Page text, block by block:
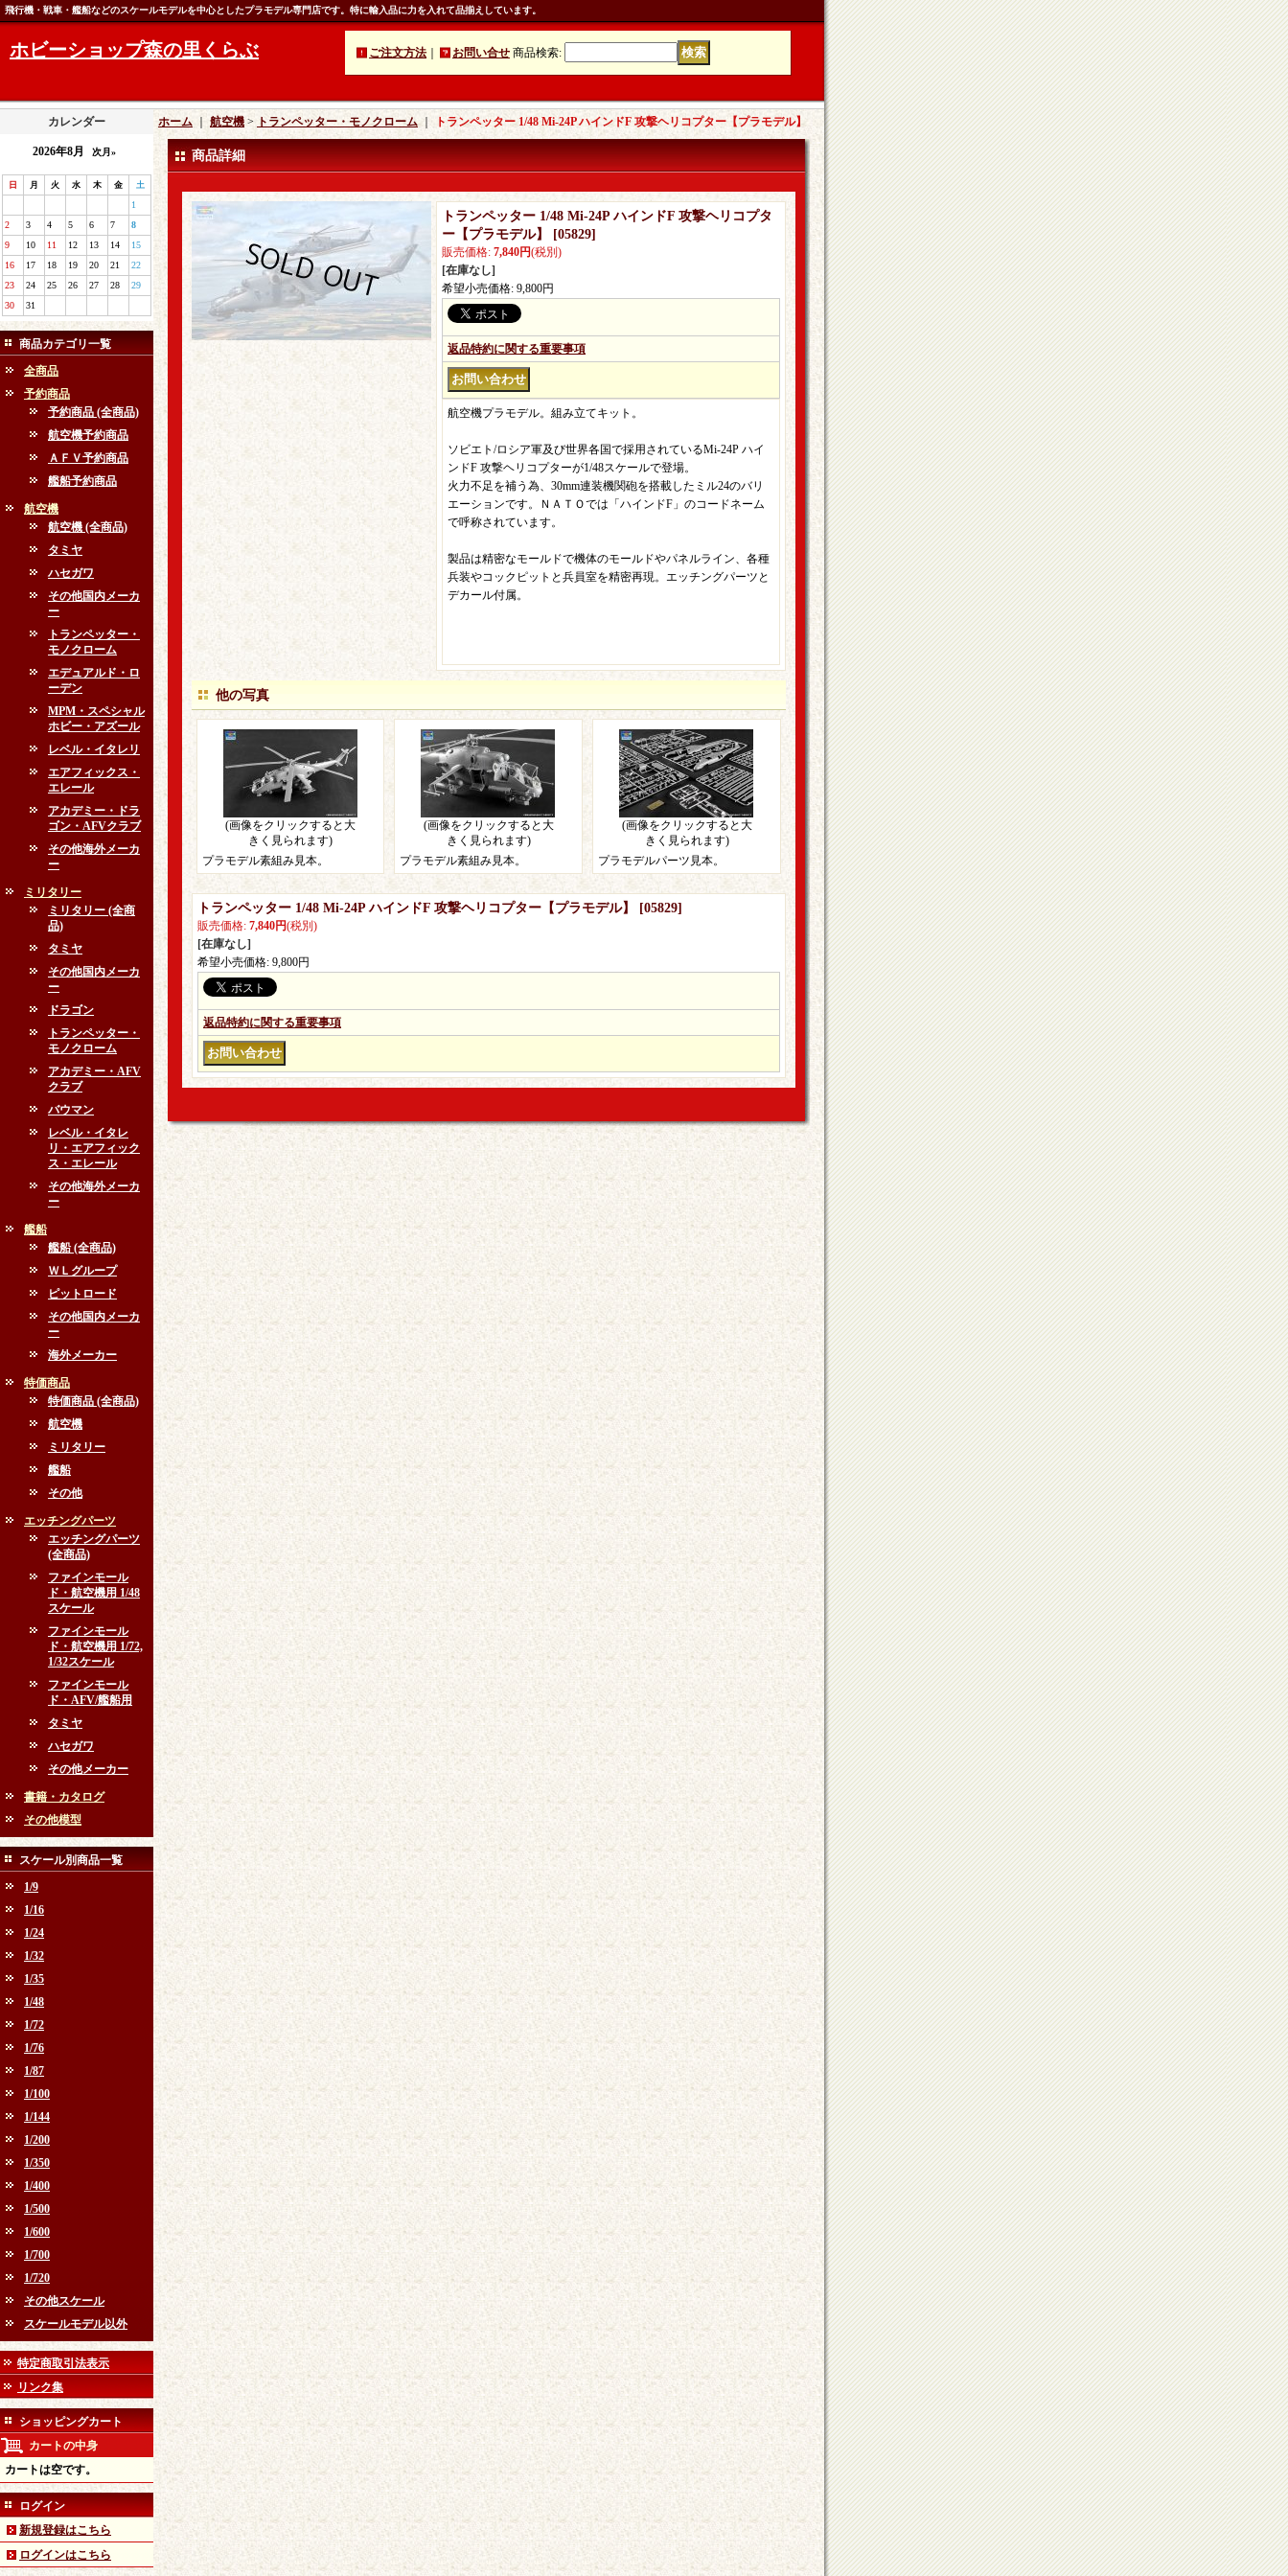
飛行機・戦車・艦船などのスケールモデルを中心としたプラモデル専門店です。特に輸入品に力を入れて品揃えしています。
ホビーショップ森の里くらぶ ご注文方法 お問い合せ 商品検索:
カレンダー
2026年8月 次月»
日 月 火 水 木 金 土
1
2
3 4 5 6 7
8
9
10 11 12 13 14
15
16
17 18 19 20 21
22
23
24 25 26 27 28
29
30
31
商品カテゴリ一覧
全商品
予約商品
予約商品 (全商品)
航空機予約商品
ＡＦＶ予約商品
艦船予約商品
航空機
航空機 (全商品)
タミヤ
ハセガワ
その他国内メーカ
ー
トランペッター・
モノクローム
エデュアルド・ロ
ーデン
MPM・スペシャル
ホビー・アズール
レベル・イタレリ
エアフィックス・
エレール
アカデミー・ドラ
ゴン・AFVクラブ
その他海外メーカ
ー
ミリタリー
ミリタリー (全商
品)
タミヤ
その他国内メーカ
ー
ドラゴン
トランペッター・
モノクローム
アカデミー・AFV
クラブ
バウマン
レベル・イタレ
リ・エアフィック
ス・エレール
その他海外メーカ
ー
艦船
艦船 (全商品)
ＷＬグループ
ピットロード
その他国内メーカ
ー
海外メーカー
特価商品
特価商品 (全商品)
航空機
ミリタリー
艦船
その他
エッチングパーツ
エッチングパーツ
(全商品)
ファインモール
ド・航空機用 1/48
スケール
ファインモール
ド・航空機用 1/72,
1/32スケール
ファインモール
ド・AFV/艦船用
タミヤ
ハセガワ
その他メーカー
書籍・カタログ
その他模型
スケール別商品一覧
1/9
1/16
1/24
1/32
1/35
1/48
1/72
1/76
1/87
1/100
1/144
1/200
1/350
1/400
1/500
1/600
1/700
1/720
その他スケール
スケールモデル以外
特定商取引法表示
リンク集
ショッピングカート
カートの中身
カートは空です。
ログイン
新規登録はこちら
ログインはこちら
ホーム 航空機 > トランペッター・モノクローム｜ トランペッター 1/48 Mi-24P ハインドF 攻撃ヘリコプター【プラモデル】
商品詳細
トランペッター 1/48 Mi-24P ハインドF 攻撃ヘリコプタ
ー【プラモデル】
[05829]
販売価格: 7,840円(税別)
[在庫なし]
希望小売価格: 9,800円
返品特約に関する重要事項
航空機プラモデル。組み立てキット。
ソビエト/ロシア軍及び世界各国で採用されているMi-24P ハイ
ンドF 攻撃ヘリコプターが1/48スケールで登場。
火力不足を補う為、30mm連装機関砲を搭載したミル24のバリ
エーションです。ＮＡＴＯでは「ハインドF」のコードネーム
で呼称されています。
製品は精密なモールドで機体のモールドやパネルライン、各種
兵装やコックピットと兵員室を精密再現。エッチングパーツと
デカール付属。
他の写真
(画像をクリックすると大
きく見られます)
プラモデル素組み見本。
(画像をクリックすると大
きく見られます)
プラモデル素組み見本。
(画像をクリックすると大
きく見られます)
プラモデルパーツ見本。
トランペッター 1/48 Mi-24P ハインドF 攻撃ヘリコプター【プラモデル】 [05829]
販売価格: 7,840円(税別)
[在庫なし]
希望小売価格: 9,800円
返品特約に関する重要事項